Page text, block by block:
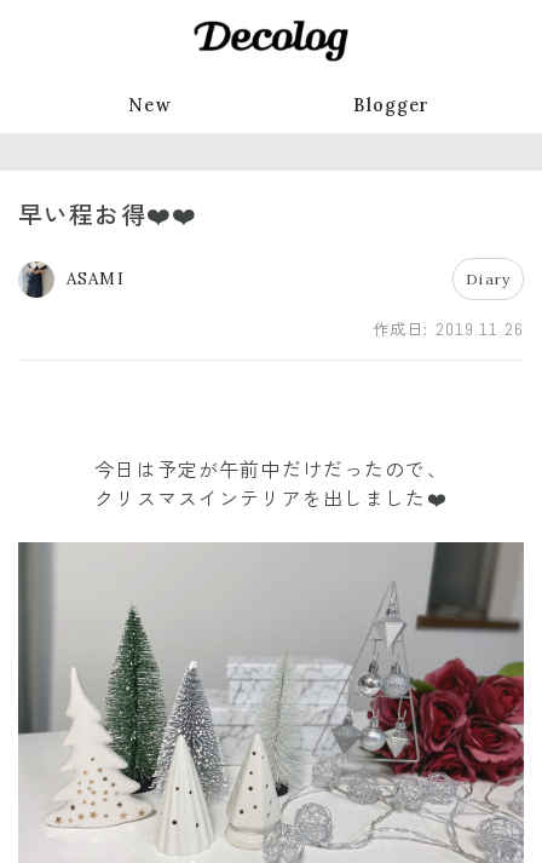
New Blogger
早い程お得❤️❤️
ASAMI Diary
作成日: 2019.11.26
今日は予定が午前中だけだったので、
クリスマスインテリアを出しました❤️